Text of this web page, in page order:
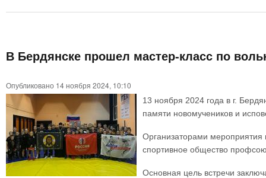
В Бердянске прошел мастер-класс по
Опубликовано 14 ноября 2024, 10:10
13 ноября 2024 года в г.
памяти новомучеников и
Организаторами мероприятия
спортивное общество
Основная цель встречи